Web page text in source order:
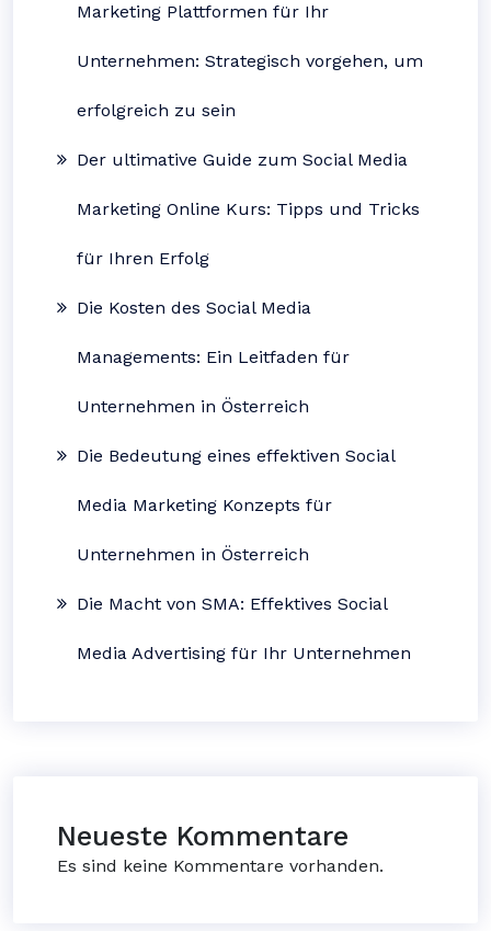
Marketing Plattformen für Ihr
Unternehmen: Strategisch vorgehen, um
erfolgreich zu sein
Der ultimative Guide zum Social Media
Marketing Online Kurs: Tipps und Tricks
für Ihren Erfolg
Die Kosten des Social Media
Managements: Ein Leitfaden für
Unternehmen in Österreich
Die Bedeutung eines effektiven Social
Media Marketing Konzepts für
Unternehmen in Österreich
Die Macht von SMA: Effektives Social
Media Advertising für Ihr Unternehmen
Neueste Kommentare
Es sind keine Kommentare vorhanden.